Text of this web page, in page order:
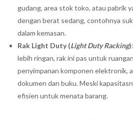
gudang, area stok toko, atau pabrik
dengan berat sedang, contohnya
dalam kemasan.
Rak Light Duty (Light Duty Racking)
lebih ringan, rak ini pas untuk
penyimpanan komponen elektronik,
dokumen dan buku. Meski
efisien untuk menata barang.